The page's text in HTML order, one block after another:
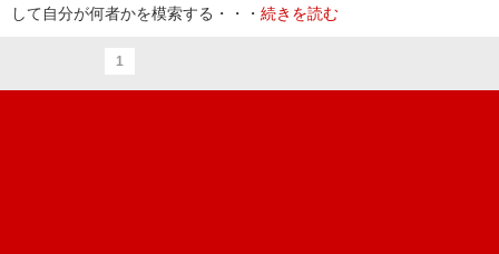
して自分が何者かを模索する・・・ 続きを読む
1